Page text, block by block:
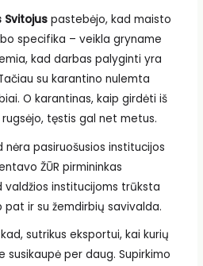
Svitojuspastebėjo, kad maisto
specifika – veikla gryname
kad darbas palyginti yra
su karantino nulemta
O karantinas, kaip girdėti iš
tęstis gal net metus.
nėra pasiruošusios institucijos
ŽŪR pirmininkas
institucijoms trūksta
ir su žemdirbių savivalda.
sutrikus eksportui, kai kurių
susikaupė per daug. Supirkimo